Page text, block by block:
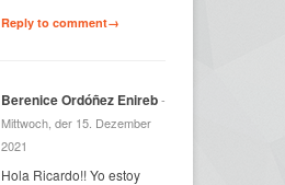
Reply to comment→
Berenice Ordóñez Enireb-
Mittwoch, der 15. Dezember
2021
Hola Ricardo!! Yo estoy